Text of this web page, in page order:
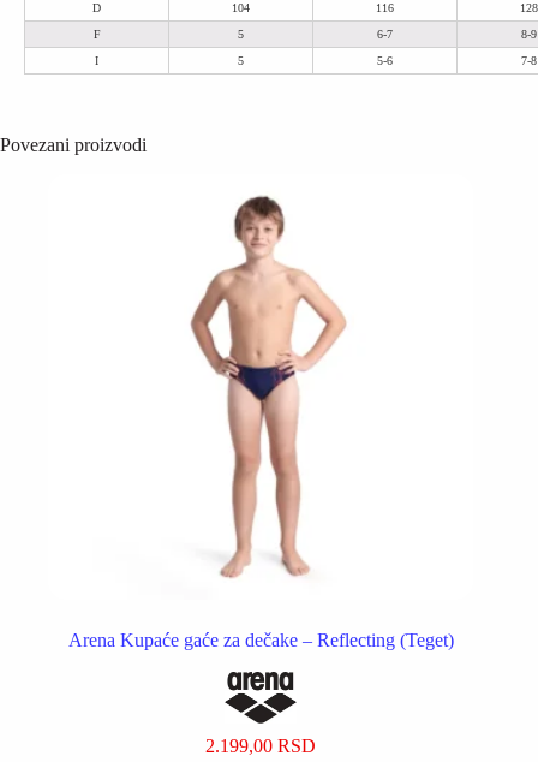
D
104 116
128
F
5 6-7
8-9
I
5 5-6 7-8
Povezani proizvodi
Arena Kupaće gaće za dečake – Reflecting (Teget)
2.199,00RSD